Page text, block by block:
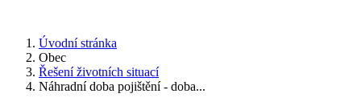
Úvodní stránka
Obec
Řešení životních situací
Náhradní doba pojištění - doba...